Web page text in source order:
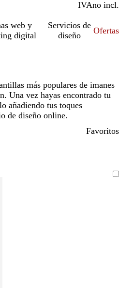
IVAincl.
no incl.
web y
digital
Servicios de
diseño
Ofertas
más populares de imanes
Una vez hayas encontrado tu
añadiendo tus toques
de diseño online.
Favoritos